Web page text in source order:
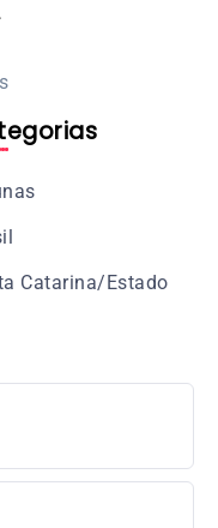
Catarina/Estado